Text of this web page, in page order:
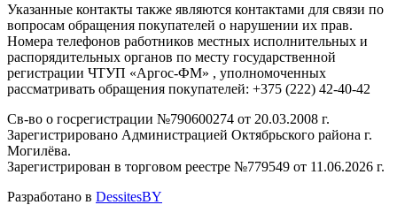
Указанные контакты также являются контактами для связи по
вопросам обращения покупателей о нарушении их прав.
Номера телефонов работников местных исполнительных и
распорядительных органов по месту государственной
регистрации ЧТУП «Аргос-ФМ» , уполномоченных
рассматривать обращения покупателей: +375 (222) 42-40-42
Св-во о госрегистрации №790600274 от 20.03.2008 г.
Зарегистрировано Администрацией Октябрьского района г.
Могилёва.
Зарегистрирован в торговом реестре №779549 от 11.06.2026 г.
Разработано в DessitesBY